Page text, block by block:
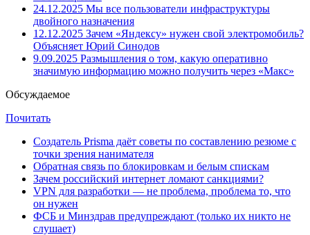
24.12.2025 Мы все пользователи инфраструктуры
двойного назначения
12.12.2025 Зачем «Яндексу» нужен свой электромобиль?
Объясняет Юрий Синодов
9.09.2025 Размышления о том, какую оперативно
значимую информацию можно получить через «Макс»
Обсуждаемое
Почитать
Создатель Prisma даёт советы по составлению резюме с
точки зрения нанимателя
Обратная связь по блокировкам и белым спискам
Зачем российский интернет ломают санкциями?
VPN для разработки — не проблема, проблема то, что
он нужен
ФСБ и Минздрав предупреждают (только их никто не
слушает)